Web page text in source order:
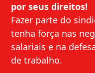
por seus direitos!
Fazer parte do
tenha força nas
salariais e na
de trabalho.